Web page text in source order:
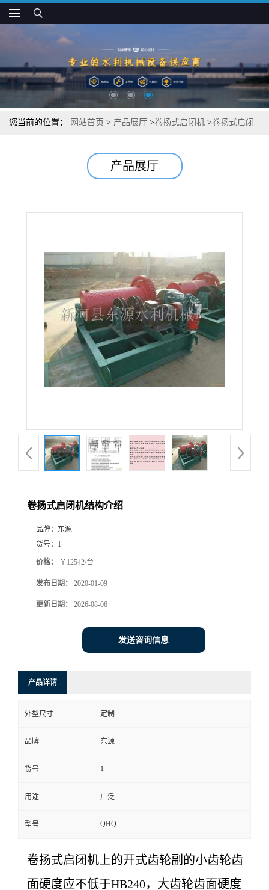
您当前的位置： 网站首页 > 产品展厅 >卷扬式启闭机 >卷扬式启闭
产品展厅
卷扬式启闭机结构介绍
品牌： 东源
货号： 1
价格： ￥12542/台
发布日期： 2020-01-09
更新日期： 2026-08-06
发送咨询信息
产品详请
外型尺寸 定制
品牌 东源
货号 1
用途 广泛
型号 QHQ
卷扬式启闭机上的开式齿轮副的小齿轮齿
面硬度应不低于HB240，大齿轮齿面硬度